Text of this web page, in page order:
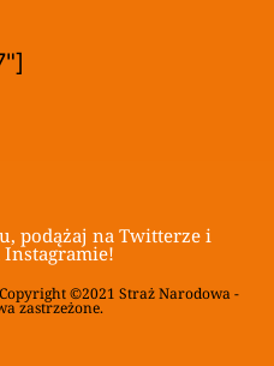
podążaj na Twitterze i
zastrzeżone.